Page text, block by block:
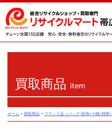
買取商品 item
ホーム > 買取商品 > ブランド品（バッグ/財布/小物/雑貨）